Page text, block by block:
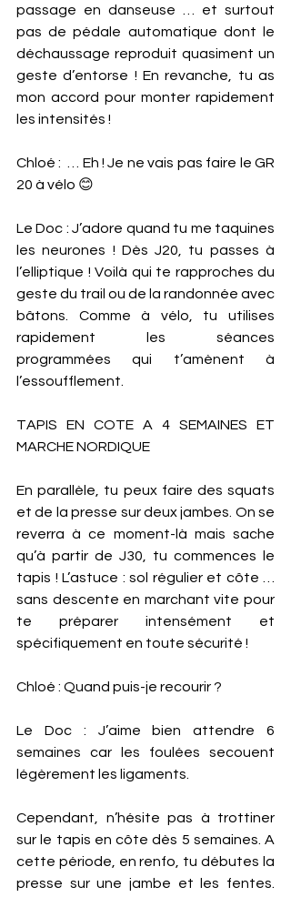
passage en danseuse … et surtout
pas de pédale automatique dont le
déchaussage reproduit quasiment un
geste d’entorse ! En revanche, tu as
mon accord pour monter rapidement
les intensités !
Chloé :  … Eh ! Je ne vais pas faire le GR
20 à vélo 😊
Le Doc : J’adore quand tu me taquines
les neurones ! Dès J20, tu passes à
l’elliptique ! Voilà qui te rapproches du
geste du trail ou de la randonnée avec
bâtons. Comme à vélo, tu utilises
rapidement les séances
programmées qui t’amènent à
l’essoufflement.
TAPIS EN COTE A 4 SEMAINES ET
MARCHE NORDIQUE
En parallèle, tu peux faire des squats
et de la presse sur deux jambes. On se
reverra à ce moment-là mais sache
qu’à partir de J30, tu commences le
tapis ! L’astuce : sol régulier et côte …
sans descente en marchant vite pour
te préparer intensément et
spécifiquement en toute sécurité !
Chloé : Quand puis-je recourir ?
Le Doc : J’aime bien attendre 6
semaines car les foulées secouent
légèrement les ligaments.
Cependant, n’hésite pas à trottiner
sur le tapis en côte dès 5 semaines. A
cette période, en renfo, tu débutes la
presse sur une jambe et les fentes.